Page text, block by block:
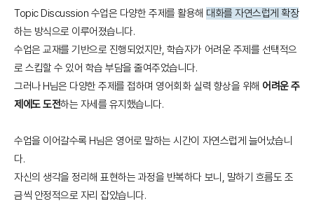
Topic Discussion 수업은 다양한 주제를 활용해 대화를 자연스럽게 확장
하는 방식으로 이루어졌습니다.
수업은 교재를 기반으로 진행되었지만, 학습자가 어려운 주제를 선택적으
로 스킵할 수 있어 학습 부담을 줄여주었습니다.
그러나 H님은 다양한 주제를 접하며 영어회화 실력 향상을 위해 어려운 주
제에도 도전하는 자세를 유지했습니다.
수업을 이어갈수록 H님은 영어로 말하는 시간이 자연스럽게 늘어났습니
다.
자신의 생각을 정리해 표현하는 과정을 반복하다 보니, 말하기 흐름도 조
금씩 안정적으로 자리 잡았습니다.